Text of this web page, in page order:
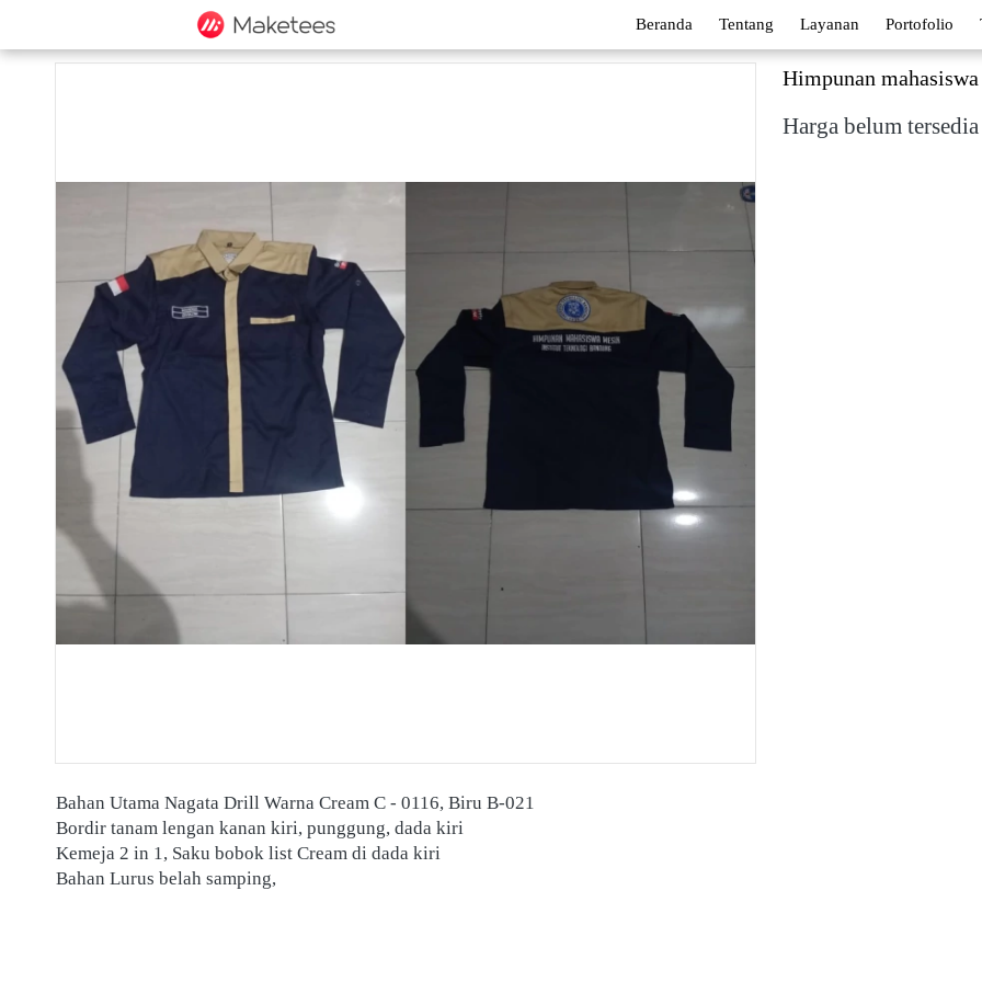
Beranda Tentang Layanan Portofolio
Himpunan
Harga belum tersedia
Bahan Utama Nagata Drill Warna Cream C - 0116, Biru B-021
Bordir tanam lengan kanan kiri, punggung, dada kiri
Kemeja 2 in 1, Saku bobok list Cream di dada kiri
Bahan Lurus belah samping,